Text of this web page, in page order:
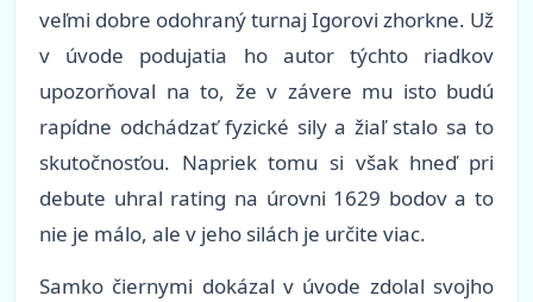
veľmi dobre odohraný turnaj Igorovi zhorkne. Už
v úvode podujatia ho autor týchto riadkov
upozorňoval na to, že v závere mu isto budú
rapídne odchádzať fyzické sily a žiaľ stalo sa to
skutočnosťou. Napriek tomu si však hneď pri
debute uhral rating na úrovni 1629 bodov a to
nie je málo, ale v jeho silách je určite viac.
Samko čiernymi dokázal v úvode zdolal svojho